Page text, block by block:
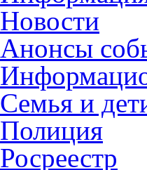
Новости
Анонсы
Семья и
Полиция
Росреестр